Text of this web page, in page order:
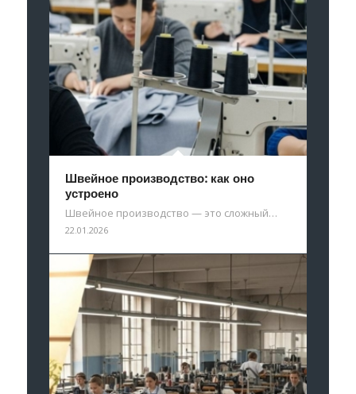
Швейное производство: как оно
устроено
Швейное производство — это сложный…
22.01.2026